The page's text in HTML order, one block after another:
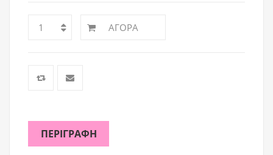
ΑΓΟΡΆ
ΠΕΡΙΓΡΑΦΉ